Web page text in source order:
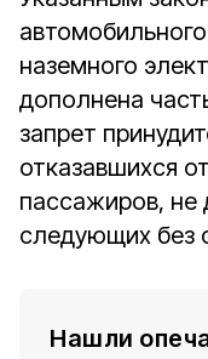
наземного
дополнена
запрет
отказавшихся
пассажиров, не
следующих без
Нашли